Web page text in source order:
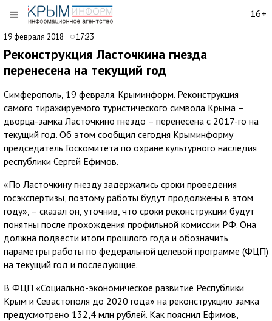
16+
19 февраля 2018 17:23
Реконструкция Ласточкина гнезда
перенесена на текущий год
Симферополь, 19 февраля. Крыминформ. Реконструкция
самого тиражируемого туристического символа Крыма –
дворца-замка Ласточкино гнездо – перенесена с 2017-го на
текущий год. Об этом сообщил сегодня Крыминформу
председатель Госкомитета по охране культурного наследия
республики Сергей Ефимов.
«По Ласточкину гнезду задержались сроки проведения
госэкспертизы, поэтому работы будут продолжены в этом
году», – сказал он, уточнив, что сроки реконструкции будут
понятны после прохождения профильной комиссии РФ. Она
должна подвести итоги прошлого года и обозначить
параметры работы по федеральной целевой программе (ФЦП)
на текущий год и последующие.
В ФЦП «Социально-экономическое развитие Республики
Крым и Севастополя до 2020 года» на реконструкцию замка
предусмотрено 132,4 млн рублей. Как пояснил Ефимов,